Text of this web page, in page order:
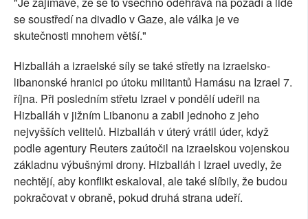
se soustředí na divadlo v Gaze, ale válka je ve
skutečnosti mnohem větší."
Hizballáh a izraelské síly se také střetly na izraelsko-
libanonské hranici po útoku militantů Hamásu na Izrael 7.
října. Při posledním střetu Izrael v pondělí udeřil na
Hizballáh v jižním Libanonu a zabil jednoho z jeho
nejvyšších velitelů. Hizballáh v úterý vrátil úder, když
podle agentury Reuters zaútočil na izraelskou vojenskou
základnu výbušnými drony. Hizballáh i Izrael uvedly, že
nechtějí, aby konflikt eskaloval, ale také slíbily, že budou
pokračovat v obraně, pokud druhá strana udeří.